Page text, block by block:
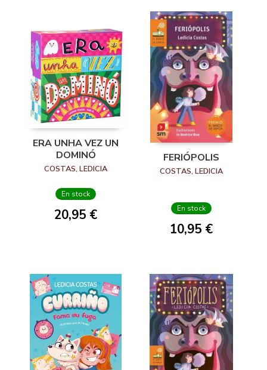
ERA UNHA VEZ UN
DOMINÓ
COSTAS, LEDICIA
En stock
20,95 €
FERIÓPOLIS
COSTAS, LEDICIA
En stock
10,95 €